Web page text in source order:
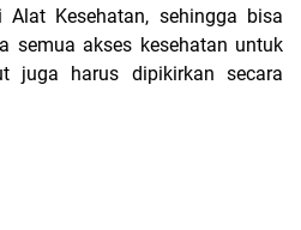
Alat Kesehatan, sehingga bisa
semua akses kesehatan untuk
juga harus dipikirkan secara